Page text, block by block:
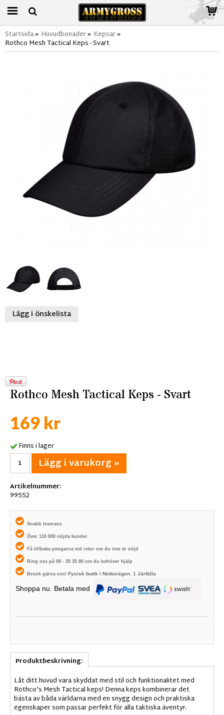
Startsida» Huvudbonader» Kepsar»
Rothco Mesh Tactical Keps - Svart
Lägg i önskelista
Rothco Mesh Tactical Keps - Svart
169 kr
Finns i lager
Lägg i varukorg »
Artikelnummer:
99552
Snabb leverans
Över 110 000 nöjda kunder
Få tillbaka pengarna vid retur om du inte är nöjd
Ring oss på 08 - 35 35 80 om du behöver hjälp
Besök gärna oss! Fysisk butik i Nettovägen. 1 Järfälla
Shoppa nu. Betala med
Produktbeskrivning:
Låt ditt huvud vara skyddat med stil och funktionalitet med
Rothco's Mesh Tactical keps! Denna keps kombinerar det
bästa av båda världarna med en snygg design och praktiska
egenskaper som passar perfekt för alla taktiska äventyr.